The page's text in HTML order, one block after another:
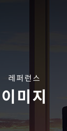
레퍼런스
이미지